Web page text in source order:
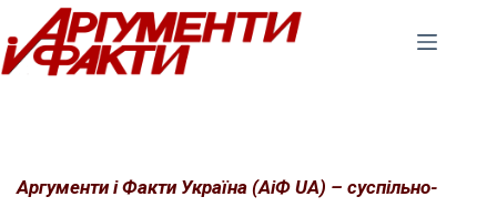
Перейти
до
вмісту
Аргументи і Факти Україна (АіФ UA) – суспільно-